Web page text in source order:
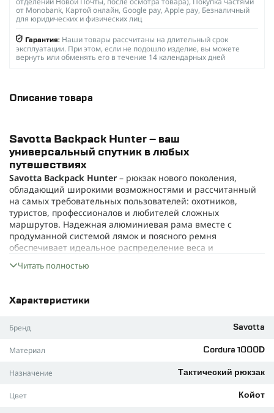
от Monobank, Картой онлайн, Google pay, Apple pay, Безналичный
для юридических и физических лиц
Гарантия: Наши товары рассчитаны на длительный срок
эксплуатации. При этом, если не подошло изделие, вы можете
вернуть или обменять его в течение 14 календарных дней
Описание товара
Savotta Backpack Hunter – ваш
универсальный спутник в любых
путешествиях
Savotta Backpack Hunter – рюкзак нового поколения,
обладающий широкими возможностями и рассчитанный
на самых требовательных пользователей: охотников,
туристов, профессионалов и любителей сложных
маршрутов. Надежная алюминиевая рама вместе с
продуманной системой лямок и поясного ремня
обеспечивает идеальное распределение веса и
нагрузках.
комплектовать рюкзак необходимыми аксессуарами для
Оптимальная форма гарантирует удобство при
трассах, сохраняя ваши руки свободными.
Благодаря компрессионным ремням даже неполный
дискомфорта при переноске.
Читать полностью
Характеристики
Бренд Savotta
Материал Cordura 1000D
Назначение Тактический рюкзак
Цвет Койот